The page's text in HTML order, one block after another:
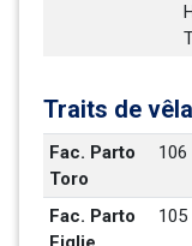
Traits de
Fac. Parto
Toro
106
Fac. Parto
105